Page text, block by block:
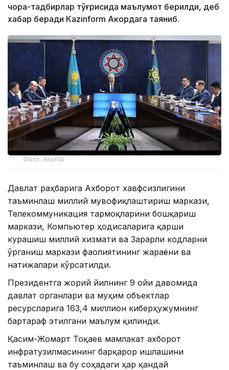
чора-тадбирлар тўғрисида маълумот берилди, деб
хабар беради Каzinform Акордага таяниб.
Фото: Akorda
Давлат раҳбарига Ахборот хавфсизлигини
таъминлаш миллий мувофиқлаштириш маркази,
Телекоммуникация тармоқларини бошқариш
маркази, Компьютер ҳодисаларига қарши
курашиш миллий хизмати ва Зарарли кодларни
ўрганиш маркази фаолиятининг жараёни ва
натижалари кўрсатилди.
Президентга жорий йилнинг 9 ойи давомида
давлат органлари ва муҳим объектлар
ресурсларига 163,4 миллион киберҳужумнинг
бартараф этилгани маълум қилинди.
Қасим-Жомарт Тоқаев мамлакат ахборот
инфратузилмасининг барқарор ишлашини
таъминлаш ва бу соҳадаги ҳар қандай